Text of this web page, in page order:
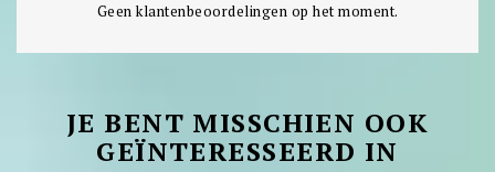
Geen klantenbeoordelingen op het moment.
JE BENT MISSCHIEN OOK
GEÏNTERESSEERD IN